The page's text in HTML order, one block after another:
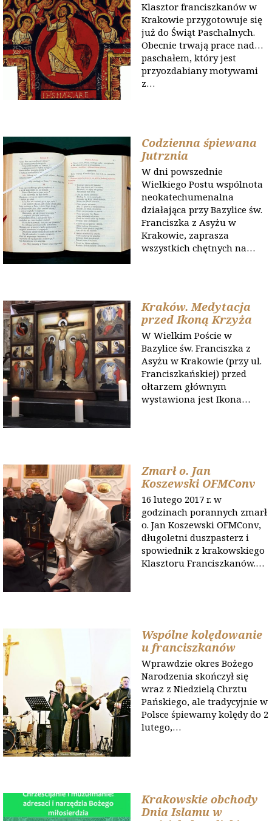
Klasztor franciszkanów w
Krakowie przygotowuje się
już do Świąt Paschalnych.
Obecnie trwają prace nad…
paschałem, który jest
przyozdabiany motywami
z…
Codzienna śpiewana
Jutrznia
W dni powszednie
Wielkiego Postu wspólnota
neokatechumenalna
działająca przy Bazylice św.
Franciszka z Asyżu w
Krakowie, zaprasza
wszystkich chętnych na…
Kraków. Medytacja
przed Ikoną Krzyża
W Wielkim Poście w
Bazylice św. Franciszka z
Asyżu w Krakowie (przy ul.
Franciszkańskiej) przed
ołtarzem głównym
wystawiona jest Ikona…
Zmarł o. Jan
Koszewski OFMConv
16 lutego 2017 r. w
godzinach porannych zmarł
o. Jan Koszewski OFMConv,
długoletni duszpasterz i
spowiednik z krakowskiego
Klasztoru Franciszkanów.…
Wspólne kolędowanie
u franciszkanów
Wprawdzie okres Bożego
Narodzenia skończył się
wraz z Niedzielą Chrztu
Pańskiego, ale tradycyjnie w
Polsce śpiewamy kolędy do 2
lutego,…
Krakowskie obchody
Dnia Islamu w